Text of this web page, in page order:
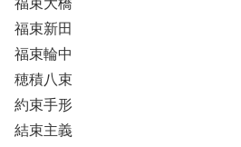
福束大橋
福束新田
福束輪中
穂積八束
約束手形
結束主義